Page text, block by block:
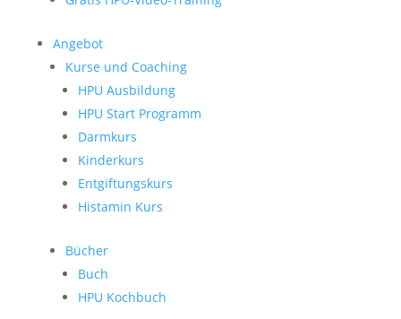
Angebot
Kurse und Coaching
HPU Ausbildung
HPU Start Programm
Darmkurs
Kinderkurs
Entgiftungskurs
Histamin Kurs
Bücher
Buch
HPU Kochbuch